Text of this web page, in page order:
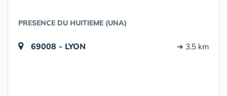
PRESENCE DU HUITIEME (UNA)
69008 - LYON ➔ 3.5 km